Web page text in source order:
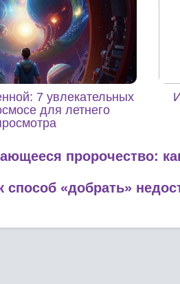
7 увлекательных
для летнего
пророчество:
способ «добрать»